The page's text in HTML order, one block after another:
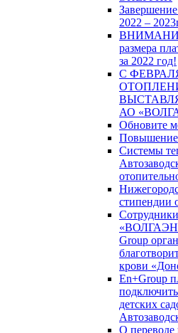
2022 –
ВНИМАНИЕ!
размера
за 2022 год!
С
АО
Обновите
Повышение
Системы
стипендии
Group
крови
En+Group
детских
О переводе